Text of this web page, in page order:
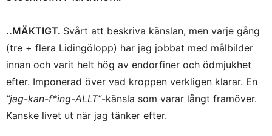
..MÄKTIGT. Svårt att beskriva känslan, men varje gång
(tre + flera Lidingölopp) har jag jobbat med målbilder
innan och varit helt hög av endorfiner och ödmjukhet
efter. Imponerad över vad kroppen verkligen klarar. En
”jag-kan-f*ing-ALLT”-känsla som varar långt framöver.
Kanske livet ut när jag tänker efter.